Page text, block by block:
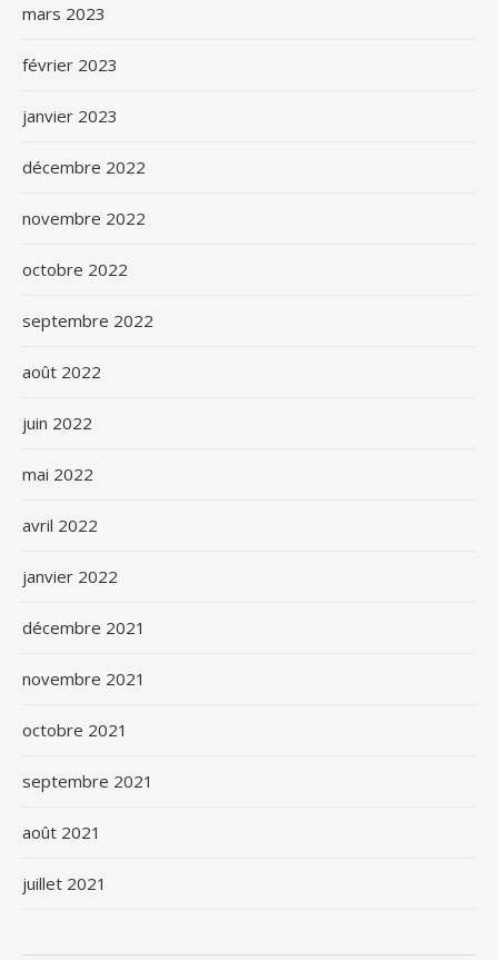
mars 2023
février 2023
janvier 2023
décembre 2022
novembre 2022
octobre 2022
septembre 2022
août 2022
juin 2022
mai 2022
avril 2022
janvier 2022
décembre 2021
novembre 2021
octobre 2021
septembre 2021
août 2021
juillet 2021